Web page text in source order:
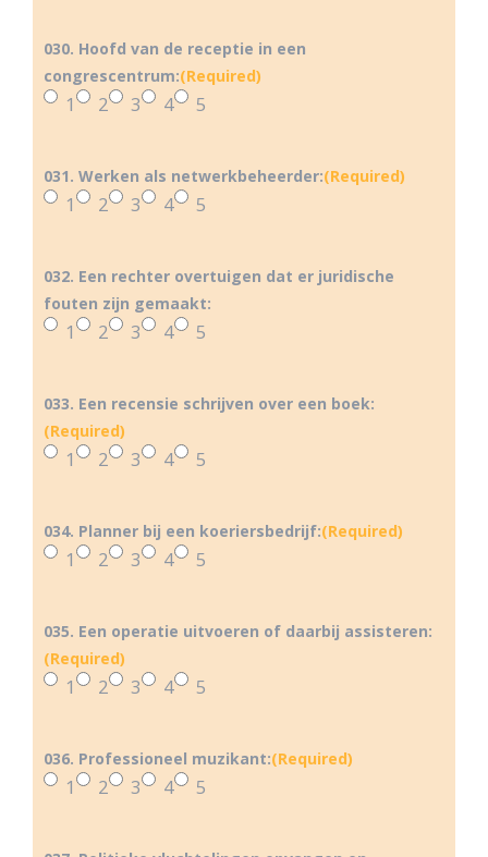
030. Hoofd van de receptie in een
congrescentrum:(Required)
1 2 3 4 5
031. Werken als netwerkbeheerder:(Required)
1 2 3 4 5
032. Een rechter overtuigen dat er juridische
fouten zijn gemaakt:
1 2 3 4 5
033. Een recensie schrijven over een boek:
(Required)
1 2 3 4 5
034. Planner bij een koeriersbedrijf:(Required)
1 2 3 4 5
035. Een operatie uitvoeren of daarbij assisteren:
(Required)
1 2 3 4 5
036. Professioneel muzikant:(Required)
1 2 3 4 5